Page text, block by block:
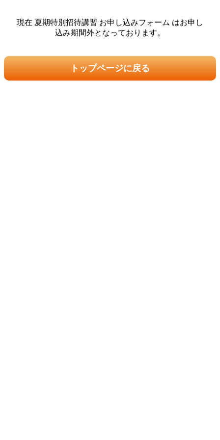
現在 夏期特別招待講習 お申し込みフォーム はお申し
込み期間外となっております。
トップページに戻る